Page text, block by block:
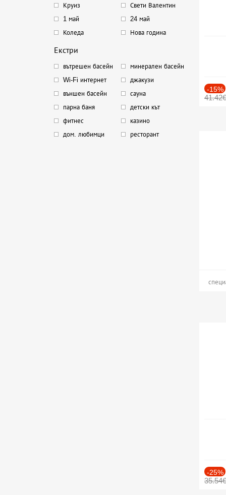
Круиз
Свети Валентин
1 май
24 май
Коледа
Нова година
Екстри
вътрешен басейн
минерален басейн
Wi-Fi интернет
джакузи
външен басейн
сауна
парна баня
детски кът
фитнес
казино
дом. любимци
ресторант
-15%
41.42€
-25%
35.54€